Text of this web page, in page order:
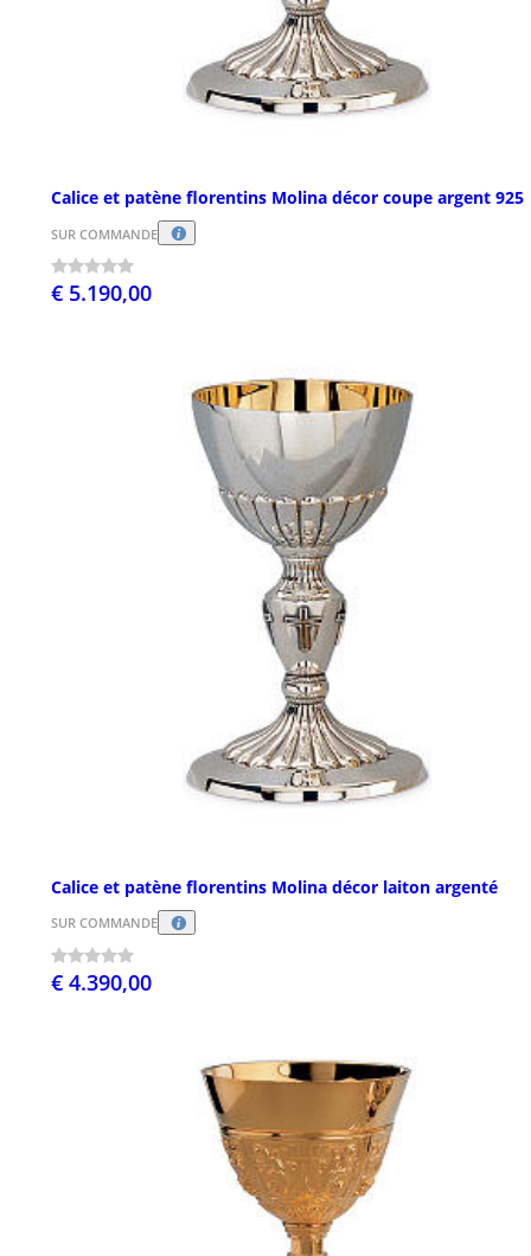
Calice et patène florentins Molina décor coupe argent 925
SUR COMMANDE
€ 5.190,00
Calice et patène florentins Molina décor laiton argenté
SUR COMMANDE
€ 4.390,00